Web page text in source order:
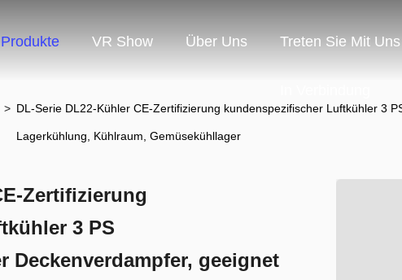
Produkte VR Show Über Uns Treten Sie Mit Uns
> DL-Serie DL22-Kühler CE-Zertifizierung kundenspezifischer Luftkühler 3
Lagerkühlung, Kühlraum, Gemüsekühllager
Zertifizierung
3 PS
Deckenverdampfer, geeignet